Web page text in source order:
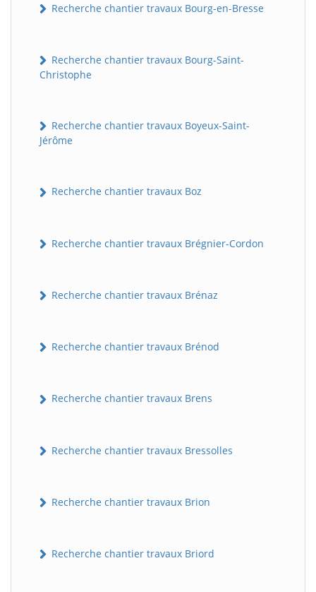
Recherche chantier travaux Bourg-en-Bresse
Recherche chantier travaux Bourg-Saint-
Christophe
Recherche chantier travaux Boyeux-Saint-
Jérôme
Recherche chantier travaux Boz
Recherche chantier travaux Brégnier-Cordon
Recherche chantier travaux Brénaz
Recherche chantier travaux Brénod
Recherche chantier travaux Brens
Recherche chantier travaux Bressolles
Recherche chantier travaux Brion
Recherche chantier travaux Briord